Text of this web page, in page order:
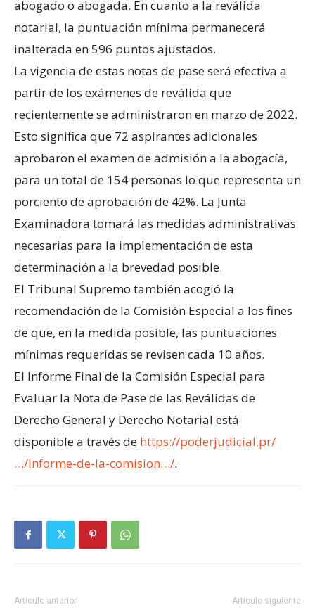
abogado o abogada. En cuanto a la reválida
notarial, la puntuación mínima permanecerá
inalterada en 596 puntos ajustados.
La vigencia de estas notas de pase será efectiva a
partir de los exámenes de reválida que
recientemente se administraron en marzo de 2022.
Esto significa que 72 aspirantes adicionales
aprobaron el examen de admisión a la abogacía,
para un total de 154 personas lo que representa un
porciento de aprobación de 42%. La Junta
Examinadora tomará las medidas administrativas
necesarias para la implementación de esta
determinación a la brevedad posible.
El Tribunal Supremo también acogió la
recomendación de la Comisión Especial a los fines
de que, en la medida posible, las puntuaciones
mínimas requeridas se revisen cada 10 años.
El Informe Final de la Comisión Especial para
Evaluar la Nota de Pase de las Reválidas de
Derecho General y Derecho Notarial está
disponible a través de https://poderjudicial.pr/
…/informe-de-la-comision…/.
Artículo anterior Artículo siguiente